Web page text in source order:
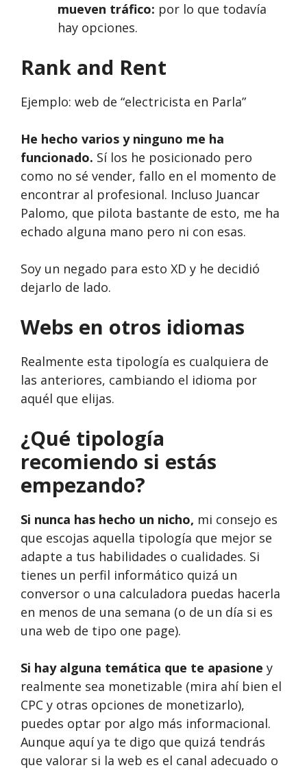
mueven tráfico: por lo que todavía
hay opciones.
Rank and Rent
Ejemplo: web de “electricista en Parla”
He hecho varios y ninguno me ha
funcionado. Sí los he posicionado pero
como no sé vender, fallo en el momento de
encontrar al profesional. Incluso Juancar
Palomo, que pilota bastante de esto, me ha
echado alguna mano pero ni con esas.
Soy un negado para esto XD y he decidió
dejarlo de lado.
Webs en otros idiomas
Realmente esta tipología es cualquiera de
las anteriores, cambiando el idioma por
aquél que elijas.
¿Qué tipología
recomiendo si estás
empezando?
Si nunca has hecho un nicho, mi consejo es
que escojas aquella tipología que mejor se
adapte a tus habilidades o cualidades. Si
tienes un perfil informático quizá un
conversor o una calculadora puedas hacerla
en menos de una semana (o de un día si es
una web de tipo one page).
Si hay alguna temática que te apasione y
realmente sea monetizable (mira ahí bien el
CPC y otras opciones de monetizarlo),
puedes optar por algo más informacional.
Aunque aquí ya te digo que quizá tendrás
que valorar si la web es el canal adecuado o